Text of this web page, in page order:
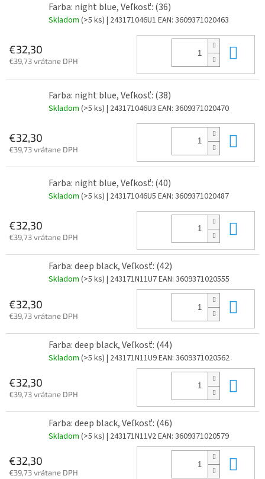
Farba: night blue, Veľkosť: (36)
Skladom (>5 ks) | 243171046U1 EAN: 3609371020463
€32,30
€39,73 vrátane DPH
Farba: night blue, Veľkosť: (38)
Skladom (>5 ks) | 243171046U3 EAN: 3609371020470
€32,30
€39,73 vrátane DPH
Farba: night blue, Veľkosť: (40)
Skladom (>5 ks) | 243171046U5 EAN: 3609371020487
€32,30
€39,73 vrátane DPH
Farba: deep black, Veľkosť: (42)
Skladom (>5 ks) | 243171N11U7EAN: 3609371020555
€32,30
€39,73 vrátane DPH
Farba: deep black, Veľkosť: (44)
Skladom (>5 ks) | 243171N11U9EAN: 3609371020562
€32,30
€39,73 vrátane DPH
Farba: deep black, Veľkosť: (46)
Skladom (>5 ks) | 243171N11V2EAN: 3609371020579
€32,30
€39,73 vrátane DPH